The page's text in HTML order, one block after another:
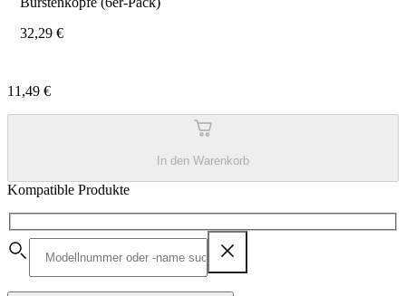
32,29 €
11,49 €
In den Warenkorb
Kompatible Produkte